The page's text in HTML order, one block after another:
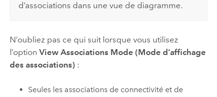
d’associations dans une vue de diagramme.
N’oubliez pas ce qui suit lorsque vous utilisez
l’option View Associations Mode (Mode d’affichage
des associations) :
Seules les associations de connectivité et de